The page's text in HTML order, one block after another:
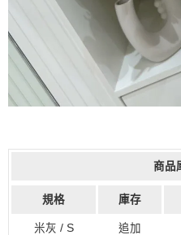
商品
規格 庫存
米灰 / S 追加